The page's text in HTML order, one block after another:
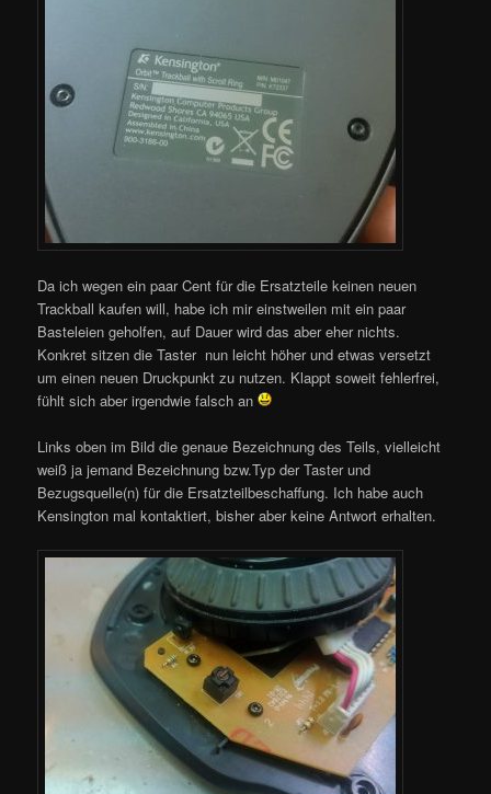
Da ich wegen ein paar Cent für die Ersatzteile keinen neuen
Trackball kaufen will, habe ich mir einstweilen mit ein paar
Basteleien geholfen, auf Dauer wird das aber eher nichts.
Konkret sitzen die Taster nun leicht höher und etwas versetzt
um einen neuen Druckpunkt zu nutzen. Klappt soweit fehlerfrei,
fühlt sich aber irgendwie falsch an
Links oben im Bild die genaue Bezeichnung des Teils, vielleicht
weiß ja jemand Bezeichnung bzw.Typ der Taster und
Bezugsquelle(n) für die Ersatzteilbeschaffung. Ich habe auch
Kensington mal kontaktiert, bisher aber keine Antwort erhalten.